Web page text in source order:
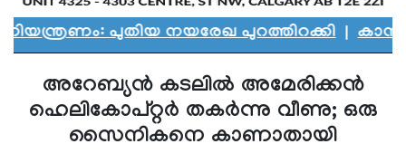
പുതിയ നയരേഖ പുറത്തിറക്കി|കാനഡയെ
അറേബ്യന്‍ കടലില്‍ അമേരിക്കന്‍
ഹെലികോപ്റ്റര്‍ തകര്‍ന്നു വീണു; ഒരു
സൈനികനെ കാണാതായി